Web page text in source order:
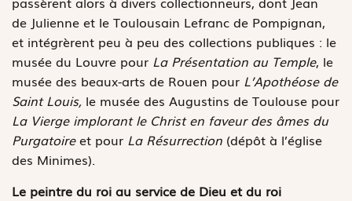
de Julienne et le Toulousain Lefranc de Pompignan,
et intégrèrent peu à peu des collections publiques : le
musée du Louvre pour La Présentation au Temple, le
musée des beaux-arts de Rouen pour L’Apothéose de
Saint Louis, le musée des Augustins de Toulouse pour
La Vierge implorant le Christ en faveur des âmes du
Purgatoireet pour La Résurrection (dépôt à l’église
des Minimes).
Le peintre du roi au service de Dieu et du roi